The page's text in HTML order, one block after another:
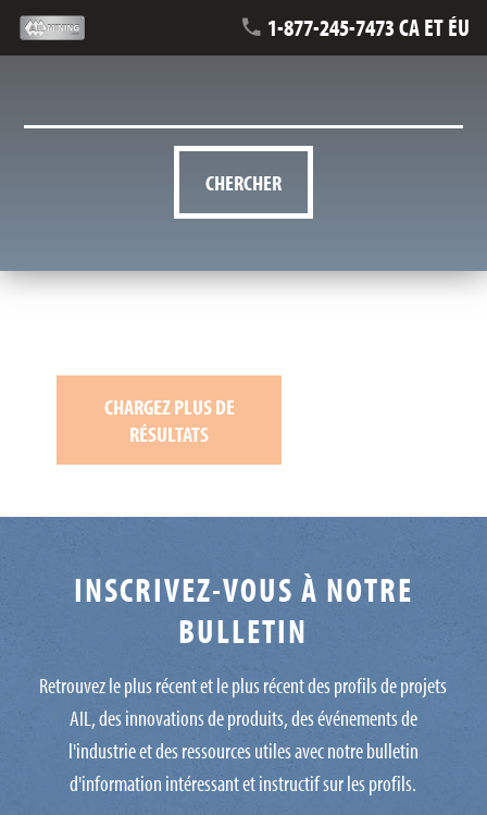
1-877-245-7473 CA ET ÉU
CHERCHER
CHARGEZ PLUS DE
RÉSULTATS
INSCRIVEZ-VOUS À NOTRE
BULLETIN
Retrouvez le plus récent et le plus récent des profils de projets
AIL, des innovations de produits, des événements de
l'industrie et des ressources utiles avec notre bulletin
d'information intéressant et instructif sur les profils.